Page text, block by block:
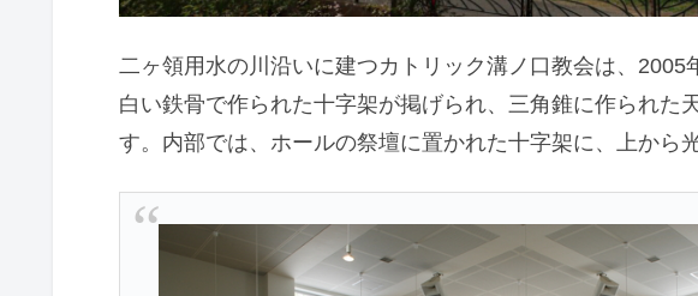
二ヶ領用水の川沿いに建つカトリック溝ノ口教会は、2005
白い鉄骨で作られた十字架が掲げられ、三角錐に作られた
す。内部では、ホールの祭壇に置かれた十字架に、上から